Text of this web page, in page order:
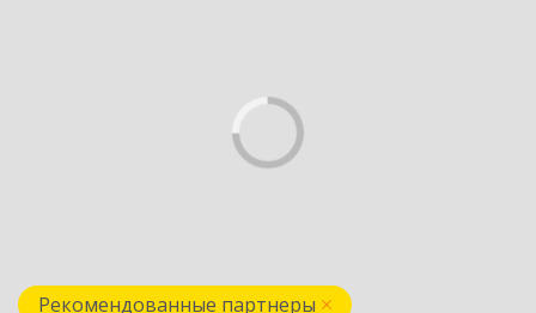
Рекомендованные партнеры